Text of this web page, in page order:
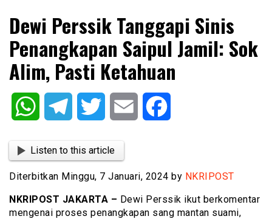
NKRIPOST
Dewi Perssik Tanggapi Sinis
Penangkapan Saipul Jamil: Sok
Alim, Pasti Ketahuan
WhatsAppTelegram Twitter Email
Listen to this article
Diterbitkan Minggu, 7 Januari, 2024 by NKRIPOST
NKRIPOST JAKARTA – Dewi Perssik ikut berkomentar
mengenai proses penangkapan sang mantan suami,